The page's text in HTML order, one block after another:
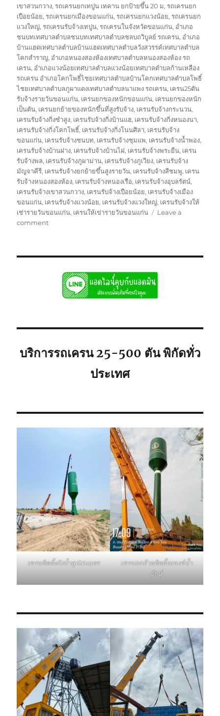
เขาสวนกวาง,รถเครนยกเทปูน เทคาน ยกป้ายขึ้น 20 ม,รถเครนยก
เปือยน้อย,รถเครนยกเมืองขอนแก่น,รถเครนยกแวงน้อย,รถเครนยก
แวงใหญ่,รถเครนรับจ้างเทปูน,รถเครนในจังหวัดขอนแก่น, อำเภอ
ชนบทเทศบาลตำบลชนบทเทศบาลตำบลชลบถวิบูลย์ รถเครน, อำเภอ
บ้านแฮดเทศบาลตำบลบ้านแฮดเทศบาลตำบลวังสวรรค์เทศบาลตำบล
โคกสำราญ, อำเภอหนองสองห้องเทศบาลตำบลหนองสองห้อง รถ
เครน, อำเภอแวงน้อยเทศบาลตำบลแวงน้อยเทศบาลตำบลก้านเหลือง
รถเครน อำเภอโคกโพธิ์ไชยเทศบาลตำบลบ้านโคกเทศบาลตำบลโพธิ์
ไชยเทศบาลตำบลภูผาแดงเทศบาลตำบลนาแพง รถเครน, เครน25ตัน
รับจ้างรายวันขอนแก่น, เครนยกของหนักขอนแก่น, เครนยกของหนัก
เป็นตัน, เครนยกย้ายของหนักขึ้นที่สูงรับจ้าง, เครนรับจ้างกระนวน,
เครนรับจ้างกิ่งซำสูง, เครนรับจ้างกิ่งบ้านแฮ, เครนรับจ้างกิ่งหนองนา,
เครนรับจ้างกิ่งโคกโพธิ์, เครนรับจ้างกิ่งโนนศิลา, เครนรับจ้าง
ขอนแก่น, เครนรับจ้างชนบท, เครนรับจ้างชุมแพ, เครนรับจ้างน้ำพอง,
เครนรับจ้างบ้านฝาง, เครนรับจ้างบ้านไผ่, เครนรับจ้างพระยืน, เครน
รับจ้างพล, เครนรับจ้างภูผาม่าน, เครนรับจ้างภูเวียง, เครนรับจ้าง
มัญจาคีรี, เครนรับจ้างยกย้ายขึ้นสูงรายวัน, เครนรับจ้างสีชมพู, เครน
รับจ้างหนองสองห้อง, เครนรับจ้างหนองเรือ, เครนรับจ้างอุบลรัตน์,
เครนรับจ้างเขาสวนกวาง, เครนรับจ้างเปือยน้อย, เครนรับจ้างเมือง
ขอนแก่น, เครนรับจ้างแวงน้อย, เครนรับจ้างแวงใหญ่, เครนรับจ้างให้
เช่ารายวันขอนแก่น, เครนให้เข่ารายวันขอนแก่น
Leave a
commenton
บริการรถเครน 25-500 ตัน พิกัดทั่ว
ประเทศ
เครนติดตั้งถังน้ำสูง20เมตร
เครนยกย้ายติดตั้งแทงค์น้ำ
ยักษ์